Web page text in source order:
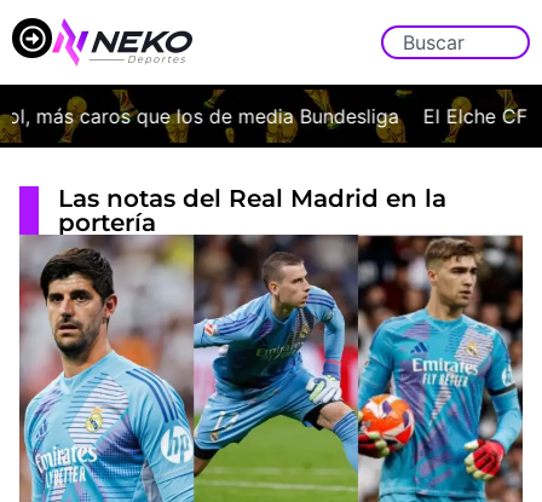
caros que los de media Bundesliga El Elche CF
Las notas del Real Madrid en la
portería